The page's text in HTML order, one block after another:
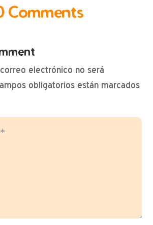
Comments
electrónico no será
obligatorios están marcados